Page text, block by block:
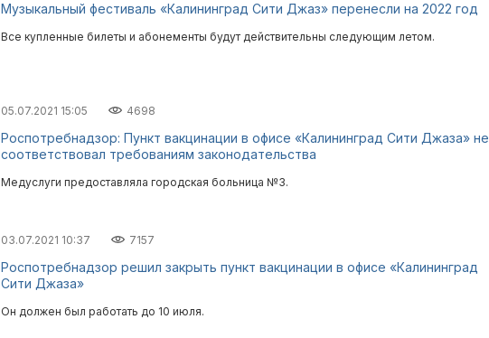
Музыкальный фестиваль «Калининград Сити Джаз» перенесли на 2022 год
Все купленные билеты и абонементы будут действительны следующим летом.
05.07.2021 15:05 4698
Роспотребнадзор: Пункт вакцинации в офисе «Калининград Сити Джаза» не
соответствовал требованиям законодательства
Медуслуги предоставляла городская больница №3.
03.07.2021 10:37 7157
Роспотребнадзор решил закрыть пункт вакцинации в офисе «Калининград
Сити Джаза»
Он должен был работать до 10 июля.